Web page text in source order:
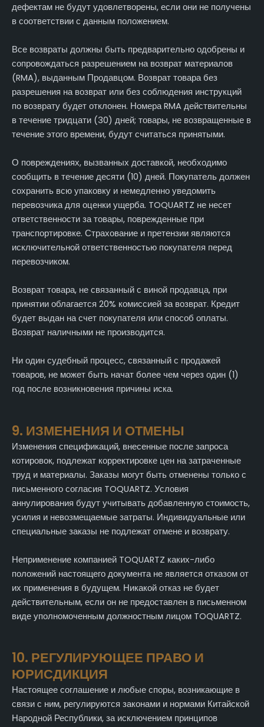
дефектам не будут удовлетворены, если они не получены
в соответствии с данным положением.
Все возвраты должны быть предварительно одобрены и
сопровождаться разрешением на возврат материалов
(RMA), выданным Продавцом. Возврат товара без
разрешения на возврат или без соблюдения инструкций
по возврату будет отклонен. Номера RMA действительны
в течение тридцати (30) дней; товары, не возвращенные в
течение этого времени, будут считаться принятыми.
О повреждениях, вызванных доставкой, необходимо
сообщить в течение десяти (10) дней. Покупатель должен
сохранить всю упаковку и немедленно уведомить
перевозчика для оценки ущерба. TOQUARTZ не несет
ответственности за товары, поврежденные при
транспортировке. Страхование и претензии являются
исключительной ответственностью покупателя перед
перевозчиком.
Возврат товара, не связанный с виной продавца, при
принятии облагается 20% комиссией за возврат. Кредит
будет выдан на счет покупателя или способ оплаты.
Возврат наличными не производится.
Ни один судебный процесс, связанный с продажей
товаров, не может быть начат более чем через один (1)
год после возникновения причины иска.
9. ИЗМЕНЕНИЯ И ОТМЕНЫ
Изменения спецификаций, внесенные после запроса
котировок, подлежат корректировке цен на затраченные
труд и материалы. Заказы могут быть отменены только с
письменного согласия TOQUARTZ. Условия
аннулирования будут учитывать добавленную стоимость,
усилия и невозмещаемые затраты. Индивидуальные или
специальные заказы не подлежат отмене и возврату.
Неприменение компанией TOQUARTZ каких-либо
положений настоящего документа не является отказом от
их применения в будущем. Никакой отказ не будет
действительным, если он не предоставлен в письменном
виде уполномоченным должностным лицом TOQUARTZ.
10. РЕГУЛИРУЮЩЕЕ ПРАВО И
ЮРИСДИКЦИЯ
Настоящее соглашение и любые споры, возникающие в
связи с ним, регулируются законами и нормами Китайской
Народной Республики, за исключением принципов